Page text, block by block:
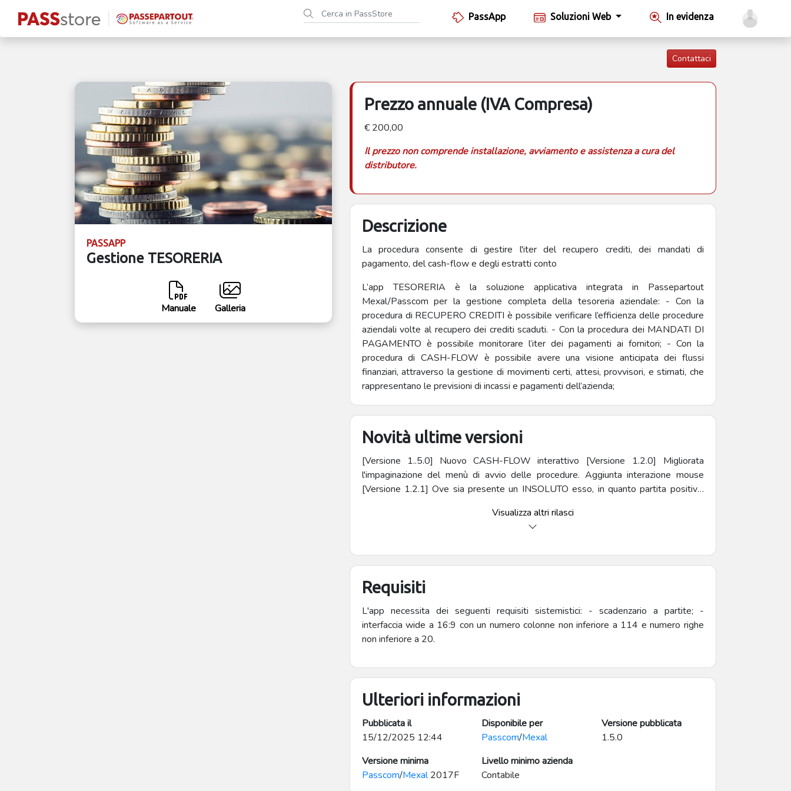
PassApp Soluzioni Web In evidenza
Contattaci
PASSAPP
Gestione TESORERIA
Manuale Galleria
Prezzo annuale (IVA Compresa)
€ 200,00
Il prezzo non comprende installazione, avviamento e assistenza a cura del
distributore.
Descrizione
La procedura consente di gestire l'iter del recupero crediti, dei mandati di
pagamento, del cash-flow e degli estratti conto
L’app TESORERIA è la soluzione applicativa integrata in Passepartout
Mexal/Passcom per la gestione completa della tesoreria aziendale: - Con la
procedura di RECUPERO CREDITI è possibile verificare l’efficienza delle procedure
aziendali volte al recupero dei crediti scaduti. - Con la procedura dei MANDATI DI
PAGAMENTO è possibile monitorare l’iter dei pagamenti ai fornitori; - Con la
procedura di CASH-FLOW è possibile avere una visione anticipata dei flussi
finanziari, attraverso la gestione di movimenti certi, attesi, provvisori, e stimati, che
rappresentano le previsioni di incassi e pagamenti dell’azienda;
Novità ultime versioni
[Versione 1..5.0] Nuovo CASH-FLOW interattivo [Versione 1.2.0] Migliorata
l'impaginazione del menù di avvio delle procedure. Aggiunta interazione mouse
[Versione 1.2.1] Ove sia presente un INSOLUTO esso, in quanto partita positiva,
viene sottratto sia al valore del capitale che al valore del pagamento. [Versione
1.3.0] Procedura CASH-FLOW: aggiunta opzione per includere scadenzario extra-
1.3.2] Corretto bug nella gestione degli status [Versione 1.3.3] Corretto bug nella
correzione bug stampa CASH-FLOW (periodo 6) [Versione 1..4.1] Correzione bug
stampa CASH-POOLING
Visualizza altri rilasci
Requisiti
L'app necessita dei seguenti requisiti sistemistici: - scadenzario a partite; -
interfaccia wide a 16:9 con un numero colonne non inferiore a 114 e numero righe
non inferiore a 20.
Ulteriori informazioni
Pubblicata il
15/12/2025 12:44
Disponibile per
Passcom/Mexal
Versione pubblicata
1.5.0
Versione minima
Passcom/Mexal2017F
Livello minimo azienda
Contabile